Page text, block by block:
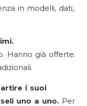
in modelli, dati,
Hanno già offerte.
i suoi
uno a uno. Per